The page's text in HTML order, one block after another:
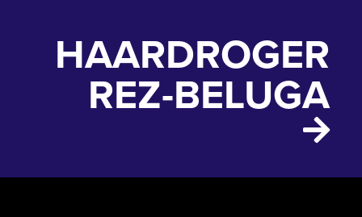
HAARDROGER
REZ-BELUGA